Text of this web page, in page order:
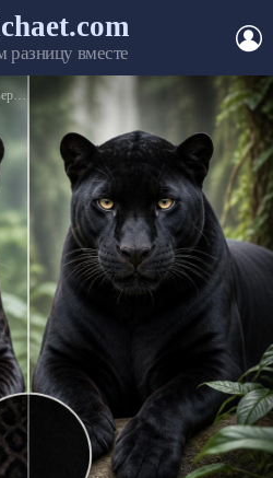
разницу вместе